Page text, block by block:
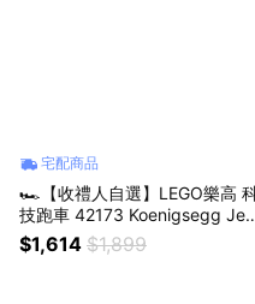
宅配商品
🏎️【收禮人自選】LEGO樂高 科
技跑車 42173 Koenigsegg Jes
ko Absolut 灰色極致超跑 / 421
51 Bugatti Bolide布加迪 跑車模
$1,614 $1,899